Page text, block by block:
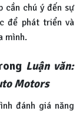
cần chú ý đến sự
để phát triển và
mình.
Luận văn:
Motors
đánh giá năng